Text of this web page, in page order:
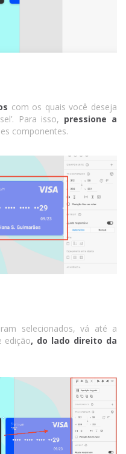
com os quais você deseja
Para isso, pressione a
componentes.
selecionados, vá até a
edição, do lado direito da